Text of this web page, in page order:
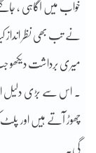
خواب میں آگاہی ،
نے تب بھی نظر انداز
میری برداشت دیکھو جب
۔ اس سے بڑی دلیل اور
چھوڑ آتے ہیں اور پلٹ
گی۔